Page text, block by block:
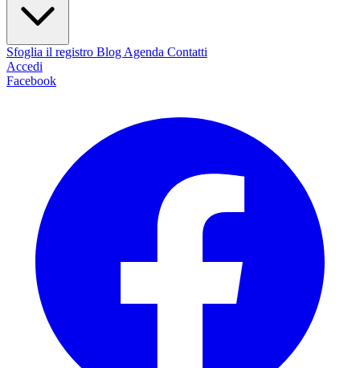
Sfoglia il registro Blog Agenda Contatti
Accedi
Facebook